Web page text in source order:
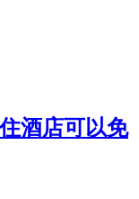
酒店可以免